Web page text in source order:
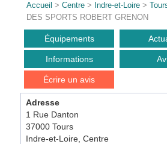
Accueil >Centre > Indre-et-Loire >
DES SPORTS ROBERT GRENON
Équipements
Informations
Écrire un avis
Adresse
1 Rue Danton
37000 Tours
Indre-et-Loire, Centre